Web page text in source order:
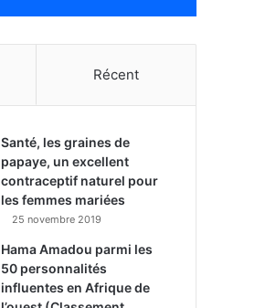
Récent
Santé, les graines de
papaye, un excellent
contraceptif naturel pour
les femmes mariées
25 novembre 2019
Hama Amadou parmi les
50 personnalités
influentes en Afrique de